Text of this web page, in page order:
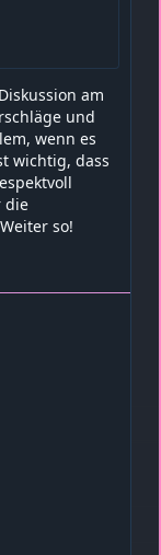
am
und
wenn es
wichtig, dass
die
so!